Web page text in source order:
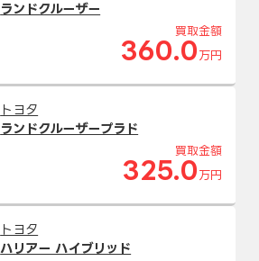
ランドクルーザー
買取金額
360.0 万円
トヨタ
ランドクルーザープラド
買取金額
325.0 万円
トヨタ
ハリアー ハイブリッド